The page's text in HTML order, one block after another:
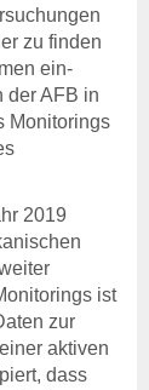
zu finden
ein-
der AFB in
Monitorings
2019
ist
zur
aktiven
dass